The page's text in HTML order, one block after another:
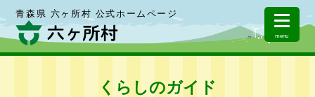
青森県 六ヶ所村 公式ホームページ
menu
くらしのガイド